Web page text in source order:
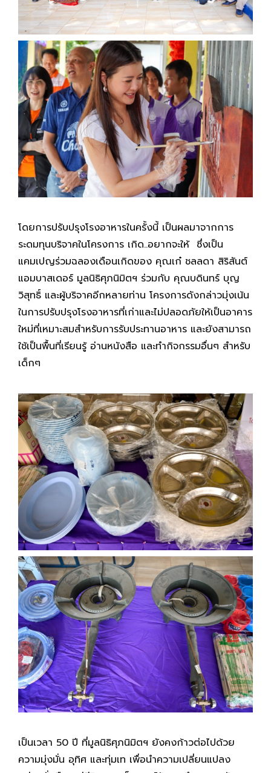
โดยการปรับปรุงโรงอาหารในครั้งนี้ เป็นผลมาจากการ
ระดมทุนบริจาคในโครงการ เกิด..อยากจะให้ ซึ่งเป็น
แคมเปญร่วมฉลองเดือนเกิดของ คุณเก๋ ชลลดา สิริสันต์
แอมบาสเดอร์ มูลนิธิศุภนิมิตฯ ร่วมกับ คุณบดินทร์ บุญ
วิสุทธิ์ และผู้บริจาคอีกหลายท่าน โครงการดังกล่าวมุ่งเน้น
ในการปรับปรุงโรงอาหารที่เก่าและไม่ปลอดภัยให้เป็นอาคาร
ใหม่ที่เหมาะสมสำหรับการรับประทานอาหาร และยังสามารถ
ใช้เป็นพื้นที่เรียนรู้ อ่านหนังสือ และทำกิจกรรมอื่นๆ สำหรับ
เด็กๆ
เป็นเวลา 50 ปี ที่มูลนิธิศุภนิมิตฯ ยังคงก้าวต่อไปด้วย
ความมุ่งมั่น อุทิศ และทุ่มเท เพื่อนำความเปลี่ยนแปลง